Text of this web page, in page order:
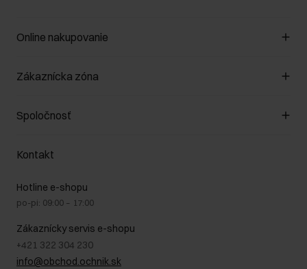
Online nakupovanie
Spravovať súbory cookie
Spôsob platby
Vrátenie
Zákaznícka zóna
Zákazníky klub
Pravidlá propagácie
Starostlivosť o kožu
Bezpečné nakupovanie
Blog
Najčastejšie kladené otázky (FAQ)
Spoločnosť
O nás
GDPR - Zásady ochrany osobných údajov
Právne informácie
Kontakt
Hotline e-shopu
po-pi: 09:00 – 17:00
Zákaznícky servis e-shopu
+421 322 304 230
info@obchod.ochnik.sk